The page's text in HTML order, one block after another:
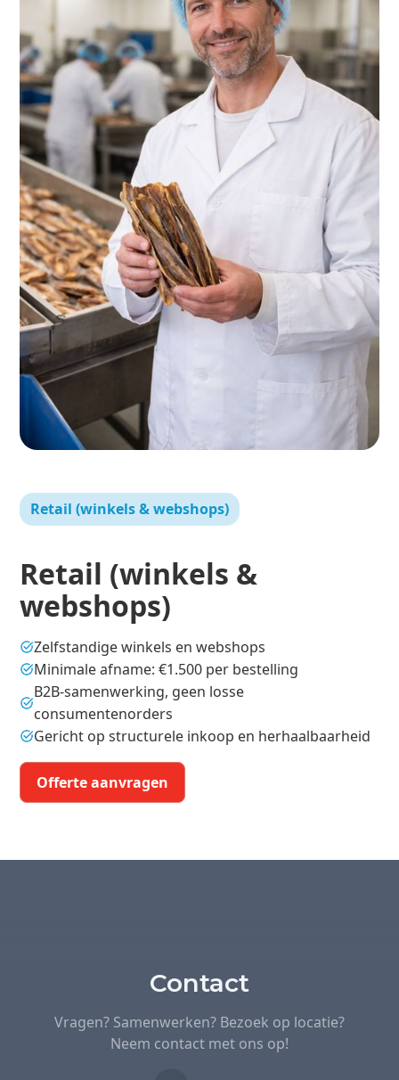
Retail (winkels & webshops)
Retail (winkels &
webshops)
Zelfstandige winkels en webshops
Minimale afname: €1.500 per bestelling
B2B-samenwerking, geen losse
consumentenorders
Gericht op structurele inkoop en herhaalbaarheid
Offerte aanvragen
Contact
Vragen? Samenwerken? Bezoek op locatie?
Neem contact met ons op!